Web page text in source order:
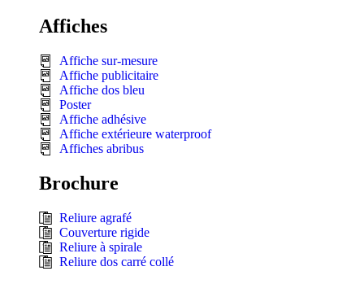
Affiches
Affiche sur-mesure
Affiche publicitaire
Affiche dos bleu
Poster
Affiche adhésive
Affiche extérieure waterproof
Affiches abribus
Brochure
Reliure agrafé
Couverture rigide
Reliure à spirale
Reliure dos carré collé